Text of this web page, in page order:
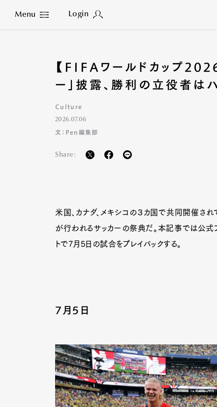
Menu Login
Close
【FIFAワールドカップ
ー」披露、勝利の立役者は
Culture
2026.07.06
文：Pen編集部
Share:
米国、カナダ、メキシコの３カ国で共同開催さ
が行われるサッカーの祭典だ。本記事では公式
トで7月5日の試合をプレイバックする。
7月5日